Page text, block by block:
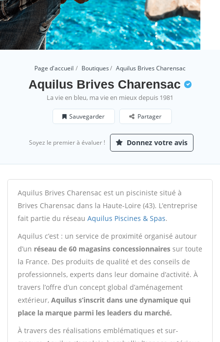
Page d'accueil Boutiques Aquilus Brives Charensac
Aquilus Brives Charensac
La vie en bleu, ma vie en mieux depuis 1981
Sauvegarder Partager
Soyez le premier à évaluer ! Donnez votre avis
Aquilus Brives Charensac est un pisciniste situé à
Brives Charensac dans la Haute-Loire (43). L’entreprise
fait partie du réseau Aquilus Piscines & Spas.
Aquilus c’est : un service de proximité organisé autour
d’un réseau de 60 magasins concessionnaires sur toute
la France. Des produits de qualité et des conseils de
professionnels, experts dans leur domaine d’activité. À
travers l’offre d’un concept global d’aménagement
extérieur, Aquilus s’inscrit dans une dynamique qui
place la marque parmi les leaders du marché.
À travers des réalisations emblématiques et sur-